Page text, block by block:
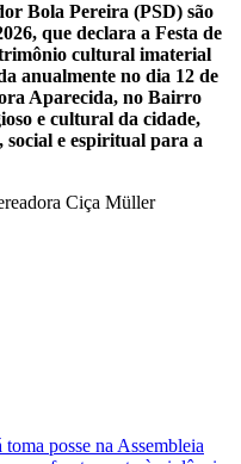
Bola Pereira (PSD) são
que declara a Festa de
cultural imaterial
anualmente no dia 12 de
Aparecida, no Bairro
e cultural da cidade,
e espiritual para a
Ciça Müller